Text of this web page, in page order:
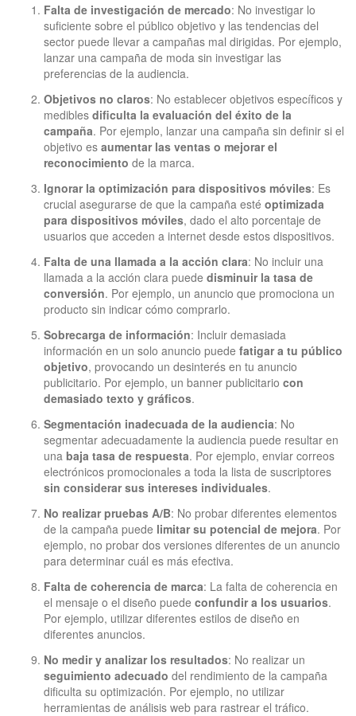
Falta de investigación de mercado: No investigar lo
suficiente sobre el público objetivo y las tendencias del
sector puede llevar a campañas mal dirigidas. Por ejemplo,
lanzar una campaña de moda sin investigar las
preferencias de la audiencia.
Objetivos no claros: No establecer objetivos específicos y
medibles dificulta la evaluación del éxito de la
campaña. Por ejemplo, lanzar una campaña sin definir si el
objetivo es aumentar las ventas o mejorar el
reconocimiento de la marca.
Ignorar la optimización para dispositivos móviles: Es
crucial asegurarse de que la campaña esté optimizada
para dispositivos móviles, dado el alto porcentaje de
usuarios que acceden a internet desde estos dispositivos.
Falta de una llamada a la acción clara: No incluir una
llamada a la acción clara puede disminuir la tasa de
conversión. Por ejemplo, un anuncio que promociona un
producto sin indicar cómo comprarlo.
Sobrecarga de información: Incluir demasiada
información en un solo anuncio puede fatigar a tu público
objetivo, provocando un desinterés en tu anuncio
publicitario. Por ejemplo, un banner publicitario con
demasiado texto y gráficos.
Segmentación inadecuada de la audiencia: No
segmentar adecuadamente la audiencia puede resultar en
una baja tasa de respuesta. Por ejemplo, enviar correos
electrónicos promocionales a toda la lista de suscriptores
sin considerar sus intereses individuales.
No realizar pruebas A/B: No probar diferentes elementos
de la campaña puede limitar su potencial de mejora. Por
ejemplo, no probar dos versiones diferentes de un anuncio
para determinar cuál es más efectiva.
Falta de coherencia de marca: La falta de coherencia en
el mensaje o el diseño puede confundir a los usuarios.
Por ejemplo, utilizar diferentes estilos de diseño en
diferentes anuncios.
No medir y analizar los resultados: No realizar un
seguimiento adecuado del rendimiento de la campaña
dificulta su optimización. Por ejemplo, no utilizar
herramientas de análisis web para rastrear el tráfico.